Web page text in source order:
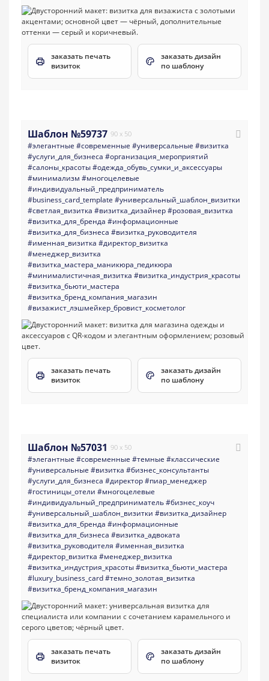
заказать печать
визиток
заказать дизайн
по шаблону
Шаблон №59737 90 x 50
#элегантные #современные #универсальные #визитка
#услуги_для_бизнеса #организация_мероприятий
#салоны_красоты#одежда_обувь_сумки_и_аксессуары
#минимализм #многоцелевые
#индивидуальный_предприниматель
#business_card_template #универсальный_шаблон_визитки
#светлая_визитка #визитка_дизайнер#розовая_визитка
#визитка_для_бренда #информационные
#визитка_для_бизнеса #визитка_руководителя
#именная_визитка #директор_визитка
#менеджер_визитка
#визитка_мастера_маникюра_педикюра
#минималистичная_визитка #визитка_индустрия_красоты
#визитка_бьюти_мастера
#визитка_бренд_компания_магазин
#визажист_лэшмейкер_бровист_косметолог
заказать печать
визиток
заказать дизайн
по шаблону
Шаблон №57031 90 x 50
#элегантные #современные #темные #классические
#универсальные #визитка #бизнес_консультанты
#услуги_для_бизнеса #директор#пиар_менеджер
#гостиницы_отели #многоцелевые
#индивидуальный_предприниматель#бизнес_коуч
#универсальный_шаблон_визитки #визитка_дизайнер
#визитка_для_бренда #информационные
#визитка_для_бизнеса #визитка_адвоката
#визитка_руководителя #именная_визитка
#директор_визитка #менеджер_визитка
#визитка_индустрия_красоты#визитка_бьюти_мастера
#luxury_business_card#темно_золотая_визитка
#визитка_бренд_компания_магазин
заказать печать
визиток
заказать дизайн
по шаблону